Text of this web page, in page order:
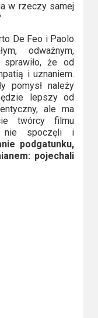
w rzeczy samej
De Feo i Paolo
odważnym,
sprawiło, że od
i uznaniem.
pomysł należy
lepszy od
ale ma
twórcy filmu
nie spoczęli i
podgatunku,
pojechali